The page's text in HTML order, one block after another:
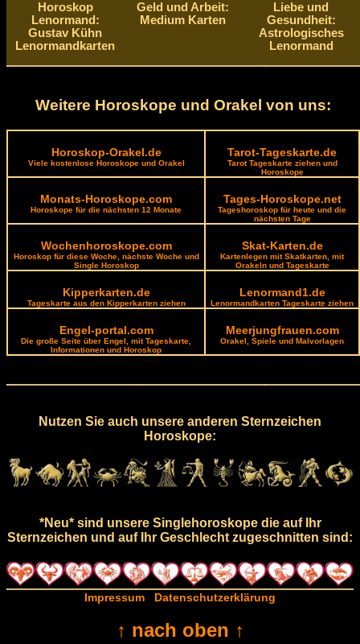
Horoskop
Lenormand:
Gustav Kühn
Lenormandkarten
Geld und Arbeit:
Medium Karten
Liebe und
Gesundheit:
Astrologisches
Lenormand
Weitere Horoskope und Orakel von uns:
Horoskop-Orakel.de
Viele kostenlose Horoskope und Orakel
Tarot-Tageskarte.de
Tarot Tageskarte ziehen und
Horoskope
Monats-Horoskope.com
Horoskope für die nächsten 12 Monate
Tages-Horoskope.net
Tageshoroskop für heute und die
nächsten Tage
Wochenhoroskope.com
Horoskop für diese Woche, nächste Woche und
Single Horoskop
Skat-Karten.de
Kartenlegen mit Skatkarten, mit
Orakeln und Tageskarte
Kipperkarten.de
Tageskarte aus den Kipperkarten ziehen
Lenormand1.de
Lenormandkarten Tageskarte ziehen
Engel-portal.com
Die große Seite über Engel, mit Tageskarte,
Informationen und Horoskop
Meerjungfrauen.com
Orakel, Spiele und Malvorlagen
Nutzen Sie auch unsere anderen Sternzeichen
Horoskope:
*Neu* sind unsere Singlehoroskope die auf Ihr
Sternzeichen und auf Ihr Geschlecht zugeschnitten sind:
Impressum Datenschutzerklärung
↑ nach oben ↑